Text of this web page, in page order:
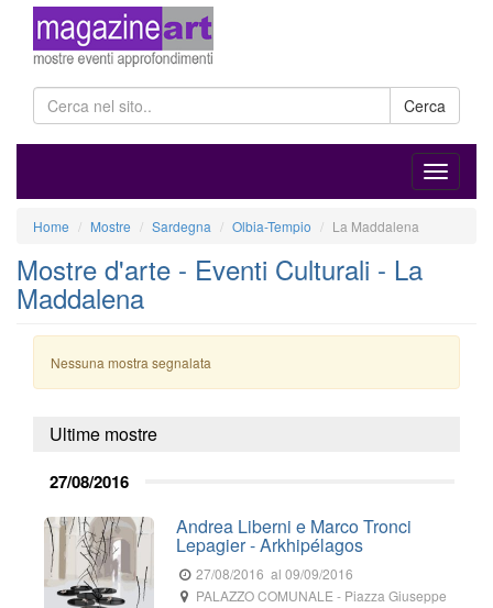
Cerca
Home Mostre Sardegna Olbia-Tempio La Maddalena
Mostre d'arte - Eventi Culturali - La
Maddalena
Nessuna mostra segnalata
Ultime mostre
27/08/2016
Andrea Liberni e Marco Tronci
Lepagier - Arkhipélagos
27/08/2016 al 09/09/2016
PALAZZO COMUNALE - Piazza Giuseppe